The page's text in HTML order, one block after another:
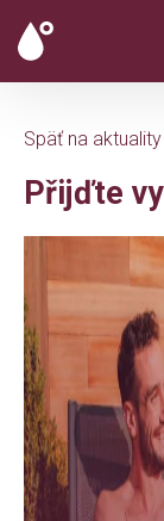
Späť na aktuality
Přijďte